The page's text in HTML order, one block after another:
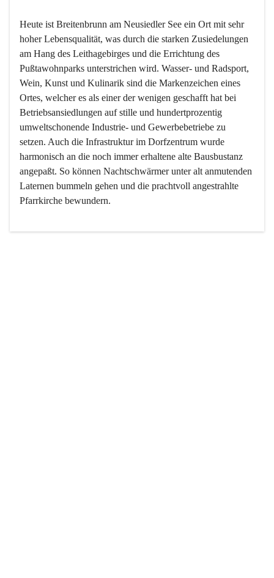
Heute ist Breitenbrunn am Neusiedler See ein Ort mit sehr
hoher Lebensqualität, was durch die starken Zusiedelungen
am Hang des Leithagebirges und die Errichtung des
Pußtawohnparks unterstrichen wird. Wasser- und Radsport,
Wein, Kunst und Kulinarik sind die Markenzeichen eines
Ortes, welcher es als einer der wenigen geschafft hat bei
Betriebsansiedlungen auf stille und hundertprozentig
umweltschonende Industrie- und Gewerbebetriebe zu
setzen. Auch die Infrastruktur im Dorfzentrum wurde
harmonisch an die noch immer erhaltene alte Bausbustanz
angepaßt. So können Nachtschwärmer unter alt anmutenden
Laternen bummeln gehen und die prachtvoll angestrahlte
Pfarrkirche bewundern.
Der Weinbau dominert heute nicht mehr, ist aber integrativer